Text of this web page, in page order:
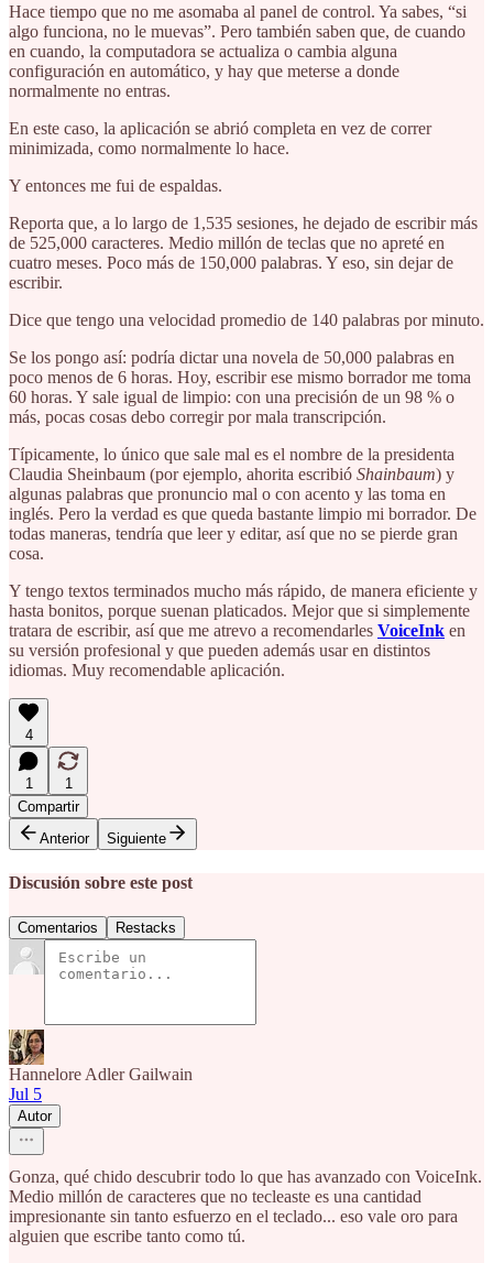
Hace tiempo que no me asomaba al panel de control. Ya sabes, “si
algo funciona, no le muevas”. Pero también saben que, de cuando
en cuando, la computadora se actualiza o cambia alguna
configuración en automático, y hay que meterse a donde
normalmente no entras.
En este caso, la aplicación se abrió completa en vez de correr
minimizada, como normalmente lo hace.
Y entonces me fui de espaldas.
Reporta que, a lo largo de 1,535 sesiones, he dejado de escribir más
de 525,000 caracteres. Medio millón de teclas que no apreté en
cuatro meses. Poco más de 150,000 palabras. Y eso, sin dejar de
escribir.
Dice que tengo una velocidad promedio de 140 palabras por minuto.
Se los pongo así: podría dictar una novela de 50,000 palabras en
poco menos de 6 horas. Hoy, escribir ese mismo borrador me toma
60 horas. Y sale igual de limpio: con una precisión de un 98 % o
más, pocas cosas debo corregir por mala transcripción.
Típicamente, lo único que sale mal es el nombre de la presidenta
Claudia Sheinbaum (por ejemplo, ahorita escribió Shainbaum) y
algunas palabras que pronuncio mal o con acento y las toma en
inglés. Pero la verdad es que queda bastante limpio mi borrador. De
todas maneras, tendría que leer y editar, así que no se pierde gran
cosa.
Y tengo textos terminados mucho más rápido, de manera eficiente y
hasta bonitos, porque suenan platicados. Mejor que si simplemente
tratara de escribir, así que me atrevo a recomendarles VoiceInk en
su versión profesional y que pueden además usar en distintos
idiomas. Muy recomendable aplicación.
4
1
1
Compartir
Anterior
Siguiente
Discusión sobre este post
Comentarios Restacks
Hannelore Adler Gailwain
Jul 5
Autor
Gonza, qué chido descubrir todo lo que has avanzado con VoiceInk.
Medio millón de caracteres que no tecleaste es una cantidad
impresionante sin tanto esfuerzo en el teclado... eso vale oro para
alguien que escribe tanto como tú.